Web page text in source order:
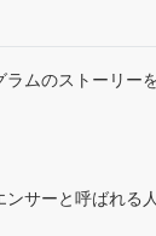
ラムのストーリー
ンサーと呼ばれる